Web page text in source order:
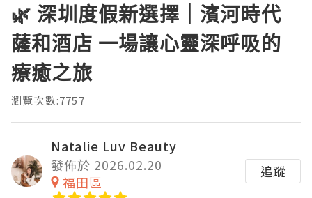
🌿 深圳度假新選擇｜濱河時代
薩和酒店 一場讓心靈深呼吸的
療癒之旅
瀏覽次數:7757
Natalie Luv Beauty
發佈於 2026.02.20
福田區
追蹤